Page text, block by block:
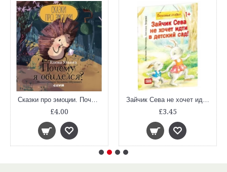
Сказки про эмоции. Почему я обиделся?
£4.00
Зайчик Сева не хочет идти в детский сад! Полезные сказки. ФГОС
£3.45